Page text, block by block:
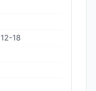
12-18